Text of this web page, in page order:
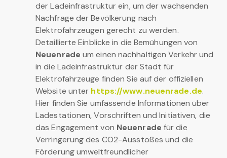
der Ladeinfrastruktur ein, um der wachsenden
Nachfrage der Bevölkerung nach
Elektrofahrzeugen gerecht zu werden.
Detaillierte Einblicke in die Bemühungen von
Neuenrade um einen nachhaltigen Verkehr und
in die Ladeinfrastruktur der Stadt für
Elektrofahrzeuge finden Sie auf der offiziellen
Website unter https://www.neuenrade.de.
Hier finden Sie umfassende Informationen über
Ladestationen, Vorschriften und Initiativen, die
das Engagement von Neuenrade für die
Verringerung des CO2-Ausstoßes und die
Förderung umweltfreundlicher